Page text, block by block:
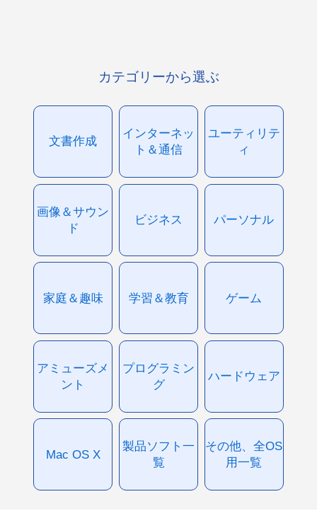
カテゴリーから選ぶ
文書作成
インターネッ
ト＆通信
ユーティリテ
ィ
画像＆サウン
ド
ビジネス パーソナル
家庭＆趣味 学習＆教育 ゲーム
アミューズメ
ント
プログラミン
グ
ハードウェア
Mac OS X
製品ソフト一
覧
その他、全OS
用一覧